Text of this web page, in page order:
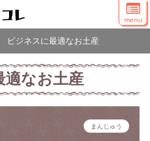
menu
ビジネスに最適なお土産
適なお土産
まんじゅう